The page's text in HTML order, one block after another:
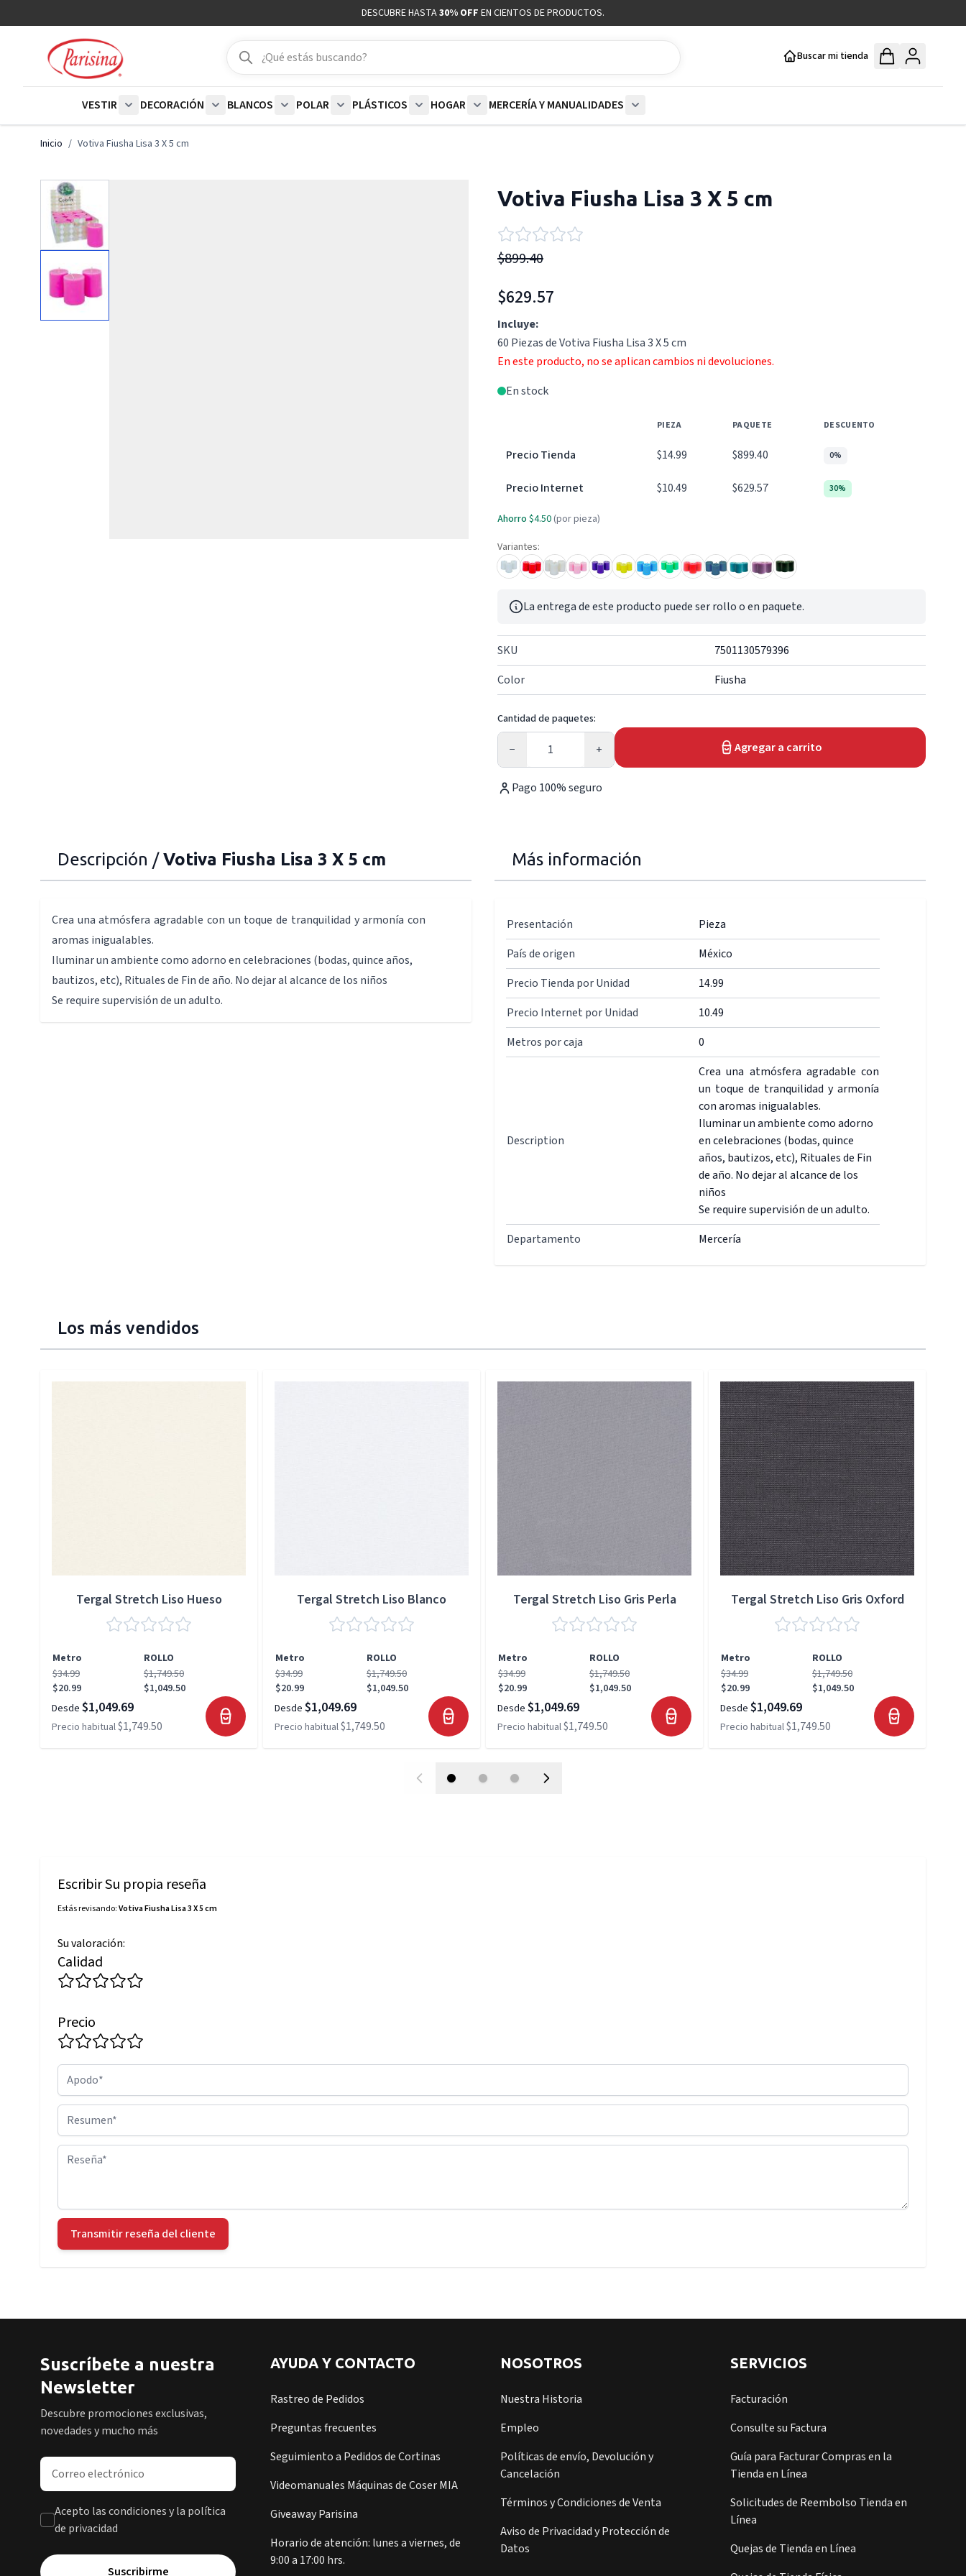
DESCUBRE HASTA30% OFF EN CIENTOS DE PRODUCTOS.
Buscar
Buscar
Buscar mi tienda
VESTIR
DECORACIÓN
BLANCOS
POLAR
PLÁSTICOS
HOGAR
MERCERÍA Y MANUALIDADES
Inicio / Votiva Fiusha Lisa 3 X 5 cm
Votiva Fiusha Lisa 3 X 5 cm
$899.40
$629.57
Incluye:
60 Piezas de Votiva Fiusha Lisa 3 X 5 cm
En este producto, no se aplican cambios ni devoluciones.
En stock
PIEZA PAQUETE DESCUENTO
Precio Tienda $14.99 $899.40 0%
Precio Internet $10.49 $629.57 30%
Ahorro $4.50 (por pieza)
Variantes:
La entrega de este producto puede ser rollo o en paquete.
SKU
7501130579396
Color
Fiusha
Cantidad de paquetes:
−
Cantidad
+ Agregar a carrito
Pago 100% seguro
Descripción /Votiva Fiusha Lisa 3 X 5 cm
Crea una atmósfera agradable con un toque de tranquilidad y armonía con
aromas inigualables.
Iluminar un ambiente como adorno en celebraciones (bodas, quince años,
bautizos, etc), Rituales de Fin de año. No dejar al alcance de los niños
Se require supervisión de un adulto.
Más información
Presentación
Pieza
País de origen
México
Precio Tienda por Unidad
14.99
Precio Internet por Unidad
10.49
Metros por caja
0
Description
Crea una atmósfera agradable con
un toque de tranquilidad y armonía
con aromas inigualables.
Iluminar un ambiente como adorno
en celebraciones (bodas, quince
años, bautizos, etc), Rituales de Fin
de año. No dejar al alcance de los
niños
Se require supervisión de un adulto.
Departamento
Mercería
Los más vendidos
Tergal Stretch Liso Hueso
Metro
ROLLO
$34.99
$20.99
$1,749.50
$1,049.50
Desde $1,049.69
Precio habitual$1,749.50
Tergal Stretch Liso Blanco
Metro
ROLLO
$34.99
$20.99
$1,749.50
$1,049.50
Desde $1,049.69
Precio habitual$1,749.50
Tergal Stretch Liso Gris Perla
Metro
ROLLO
$34.99
$20.99
$1,749.50
$1,049.50
Desde $1,049.69
Precio habitual$1,749.50
Tergal Stretch Liso Gris Oxford
Metro
ROLLO
$34.99
$20.99
$1,749.50
$1,049.50
Desde $1,049.69
Precio habitual$1,749.50
Escribir Su propia reseña
Estás revisando:Votiva Fiusha Lisa 3 X 5 cm
Su valoración:
Calidad
Precio
Apodo
Resumen
Reseña
Transmitir reseña del cliente
Suscríbete a nuestra
Newsletter
Descubre promociones exclusivas,
novedades y mucho más
Dirección de correo electrónico
Acepto las condiciones y la política
de privacidad
Suscribirme
AYUDA Y CONTACTO
Rastreo de Pedidos
Preguntas frecuentes
Seguimiento a Pedidos de Cortinas
Videomanuales Máquinas de Coser MIA
Giveaway Parisina
Horario de atención: lunes a viernes, de
9:00 a 17:00 hrs.
NOSOTROS
Nuestra Historia
Empleo
Políticas de envío, Devolución y
Cancelación
Términos y Condiciones de Venta
Aviso de Privacidad y Protección de
Datos
SERVICIOS
Facturación
Consulte su Factura
Guía para Facturar Compras en la
Tienda en Línea
Solicitudes de Reembolso Tienda en
Línea
Quejas de Tienda en Línea